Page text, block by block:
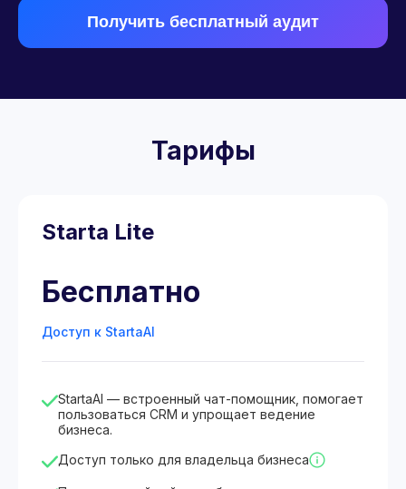
Получить бесплатный аудит
Тарифы
Starta Lite
Бесплатно
Доступ к StartaAI
StartaAI — встроенный чат-помощник, помогает
пользоваться CRM и упрощает ведение
бизнеса.
Доступ только для владельца бизнеса